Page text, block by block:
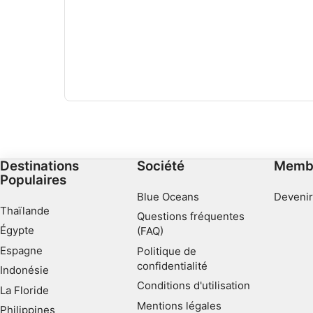
Destinations
Populaires
Thaïlande
Égypte
Espagne
Indonésie
La Floride
Philippines
Société
Blue Oceans
Questions fréquentes
(FAQ)
Politique de
confidentialité
Conditions d'utilisation
Mentions légales